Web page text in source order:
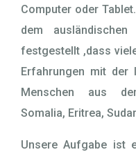
Computer oder
dem
festgestellt ,dass
Erfahrungen mit der
Menschen aus
Somalia, Eritrea,
Unsere Aufgabe ist